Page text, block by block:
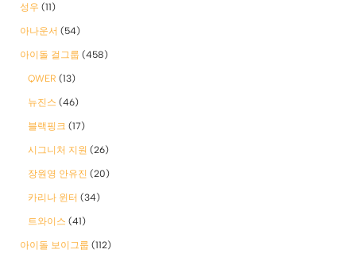
성우 (11)
아나운서 (54)
아이돌 걸그룹 (458)
QWER (13)
뉴진스 (46)
블랙핑크 (17)
시그니처 지원 (26)
장원영 안유진 (20)
카리나 윈터 (34)
트와이스 (41)
아이돌 보이그룹 (112)